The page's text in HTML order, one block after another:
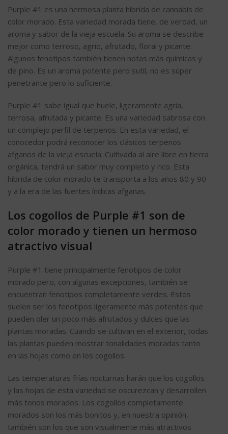
Purple #1 es una hermosa planta híbrida de cannabis de
color morado. Esta variedad morada tiene, de verdad, un
aroma y sabor de la vieja escuela. Su aroma se describe
mejor como terroso, agrio, afrutado, floral y picante.
Algunos fenotipos también tienen notas más químicas y
de pino. Es un aroma potente pero sutil, no es súper
penetrante pero lo suficiente.
Purple #1 sabe igual que huele, ligeramente agria,
terrosa, afrutada y picante. Es una variedad sabrosa con
un complejo perfil de terpenos. En esta variedad, el
conocedor podrá reconocer los clásicos terpenos
afganos de la vieja escuela. Cultivada al aire libre en tierra
orgánica, tendrá un sabor muy completo y rico. Esta
híbrida de color morado te transporta a los años 80 y 90
y a la era de las fuertes índicas afganas.
Los cogollos de Purple #1 son de
color morado y tienen un hermoso
atractivo visual
Purple #1 tiene principalmente fenotipos de color
morado pero, con algunas excepciones, también se
encuentran fenotipos completamente verdes. Estos
suelen ser los fenotipos ligeramente más potentes que
pueden oler un poco más afrutados y dulces que las
plantas moradas. Cuando se cultivan en el exterior, todas
las plantas pueden mostrar tonalidades moradas tanto
en las hojas como en los cogollos.
Las temperaturas frías nocturnas harán que los cogollos
y las hojas de esta variedad se oscurezcan y desarrollen
más tonos morados. Los cogollos completamente
morados son los más bonitos y, en nuestra opinión,
también son los que son visualmente más atractivos.